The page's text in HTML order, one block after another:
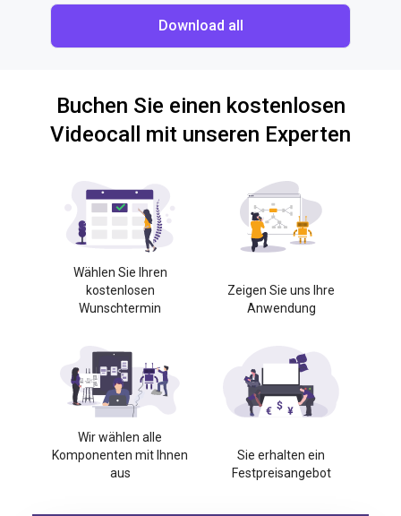
Download all
Buchen Sie einen kostenlosen
Videocall mit unseren Experten
Wählen Sie Ihren
kostenlosen
Wunschtermin
Zeigen Sie uns Ihre
Anwendung
Wir wählen alle
Komponenten mit Ihnen
aus
Sie erhalten ein
Festpreisangebot